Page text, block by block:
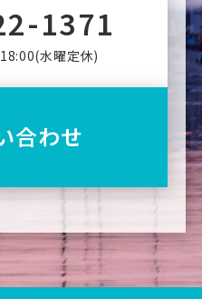
1371
⽔曜定休)
合わせ